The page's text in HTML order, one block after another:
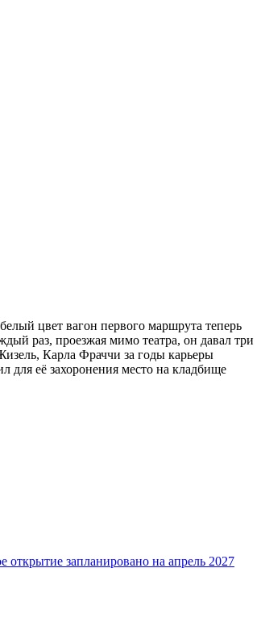
цвет вагон первого маршрута теперь
раз, проезжая мимо театра, он давал три
Карла Фраччи за годы карьеры
для её захоронения место на кладбище
открытие запланировано на апрель 2027